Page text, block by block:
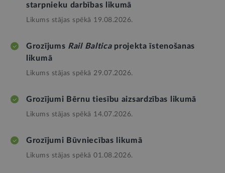
starpnieku darbības likumā
Likums stājas spēkā 19.08.2026.
Grozījums Rail Balticaprojekta īstenošanas
likumā
Likums stājas spēkā 29.07.2026.
Grozījumi Bērnu tiesību aizsardzības likumā
Likums stājas spēkā 14.07.2026.
Grozījumi Būvniecības likumā
Likums stājas spēkā 01.08.2026.